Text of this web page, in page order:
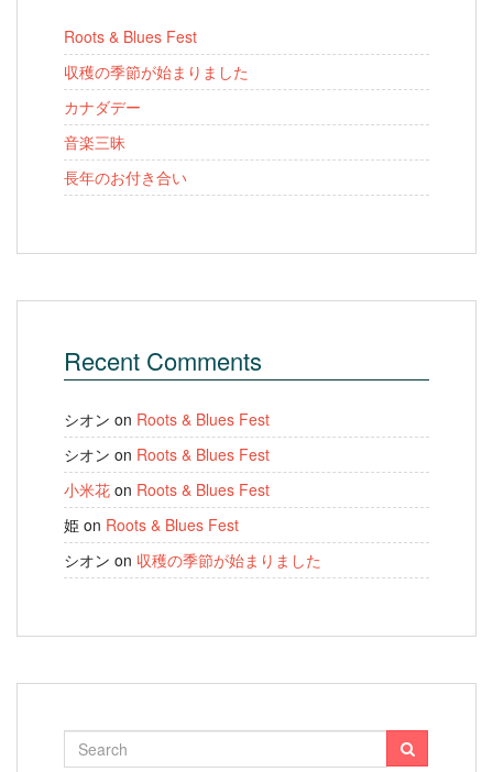
Roots & Blues Fest
収穫の季節が始まりました
カナダデー
音楽三昧
長年のお付き合い
Recent Comments
シオン on Roots & Blues Fest
シオン on Roots & Blues Fest
小米花 on Roots & Blues Fest
姫 on Roots & Blues Fest
シオン on 収穫の季節が始まりました